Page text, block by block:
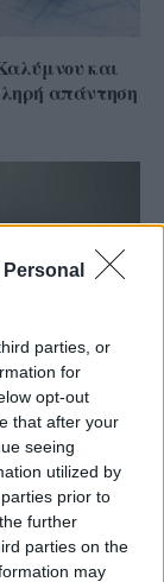
parties, or
for
opt-out
that after your
seeing
utilized by
prior to
further
parties on the
may
και
απάντηση
Zeppelin
του